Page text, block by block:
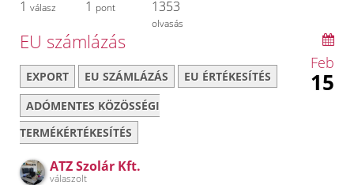
1 válasz 1 pont 1353
olvasás
EU számlázás
EXPORT EU SZÁMLÁZÁS
EU ÉRTÉKESÍTÉS
ADÓMENTES KÖZÖSSÉGI
TERMÉKÉRTÉKESÍTÉS
ATZ Szolár Kft.
válaszolt
Feb
15